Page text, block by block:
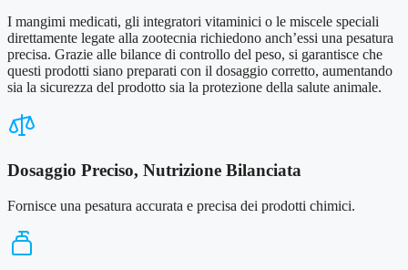
I mangimi medicati, gli integratori vitaminici o le miscele speciali
direttamente legate alla zootecnia richiedono anch’essi una pesatura
precisa. Grazie alle bilance di controllo del peso, si garantisce che
questi prodotti siano preparati con il dosaggio corretto, aumentando
sia la sicurezza del prodotto sia la protezione della salute animale.
Dosaggio Preciso, Nutrizione Bilanciata
Fornisce una pesatura accurata e precisa dei prodotti chimici.